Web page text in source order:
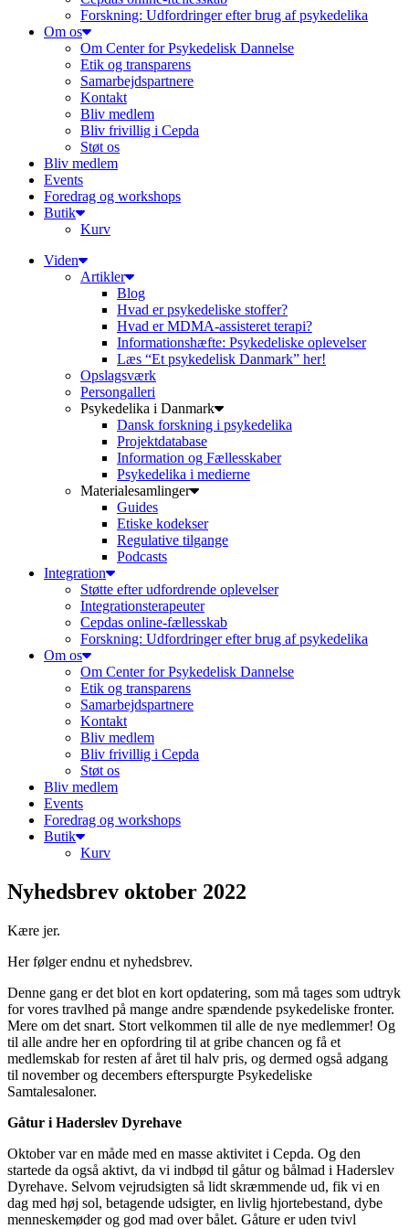
Forskning: Udfordringer efter brug af psykedelika
Om os
Om Center for Psykedelisk Dannelse
Etik og transparens
Samarbejdspartnere
Kontakt
Bliv medlem
Bliv frivillig i Cepda
Støt os
Bliv medlem
Events
Foredrag og workshops
Butik
Kurv
Viden
Artikler
Blog
Hvad er psykedeliske stoffer?
Hvad er MDMA-assisteret terapi?
Informationshæfte: Psykedeliske oplevelser
Læs “Et psykedelisk Danmark” her!
Opslagsværk
Persongalleri
Psykedelika i Danmark
Dansk forskning i psykedelika
Projektdatabase
Information og Fællesskaber
Psykedelika i medierne
Materialesamlinger
Guides
Etiske kodekser
Regulative tilgange
Podcasts
Integration
Støtte efter udfordrende oplevelser
Integrationsterapeuter
Cepdas online-fællesskab
Forskning: Udfordringer efter brug af psykedelika
Om os
Om Center for Psykedelisk Dannelse
Etik og transparens
Samarbejdspartnere
Kontakt
Bliv medlem
Bliv frivillig i Cepda
Støt os
Bliv medlem
Events
Foredrag og workshops
Butik
Kurv
Nyhedsbrev oktober 2022
Kære jer.
Her følger endnu et nyhedsbrev.
Denne gang er det blot en kort opdatering, som må tages som udtryk
for vores travlhed på mange andre spændende psykedeliske fronter.
Mere om det snart. Stort velkommen til alle de nye medlemmer! Og
til alle andre her en opfordring til at gribe chancen og få et
medlemskab for resten af året til halv pris, og dermed også adgang
til november og decembers efterspurgte Psykedeliske
Samtalesaloner.
Gåtur i Haderslev Dyrehave
Oktober var en måde med en masse aktivitet i Cepda. Og den
startede da også aktivt, da vi indbød til gåtur og bålmad i Haderslev
Dyrehave. Selvom vejrudsigten så lidt skræmmende ud, fik vi en
dag med høj sol, betagende udsigter, en livlig hjortebestand, dybe
menneskemøder og god mad over bålet. Gåture er uden tvivl